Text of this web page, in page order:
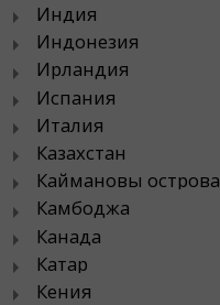
Индия
Индонезия
Ирландия
Испания
Италия
Казахстан
Каймановы острова
Камбоджа
Канада
Катар
Кения